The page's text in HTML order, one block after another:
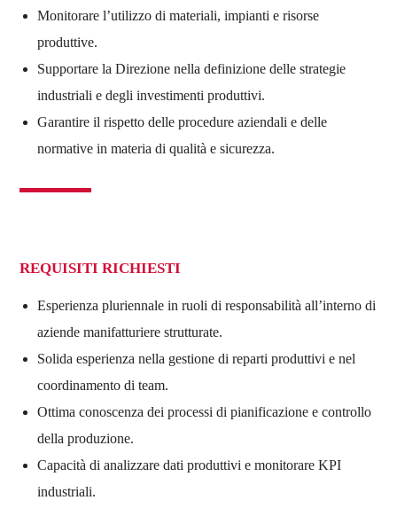
Monitorare l’utilizzo di materiali, impianti e risorse
produttive.
Supportare la Direzione nella definizione delle strategie
industriali e degli investimenti produttivi.
Garantire il rispetto delle procedure aziendali e delle
normative in materia di qualità e sicurezza.
REQUISITI RICHIESTI
Esperienza pluriennale in ruoli di responsabilità all’interno di
aziende manifatturiere strutturate.
Solida esperienza nella gestione di reparti produttivi e nel
coordinamento di team.
Ottima conoscenza dei processi di pianificazione e controllo
della produzione.
Capacità di analizzare dati produttivi e monitorare KPI
industriali.